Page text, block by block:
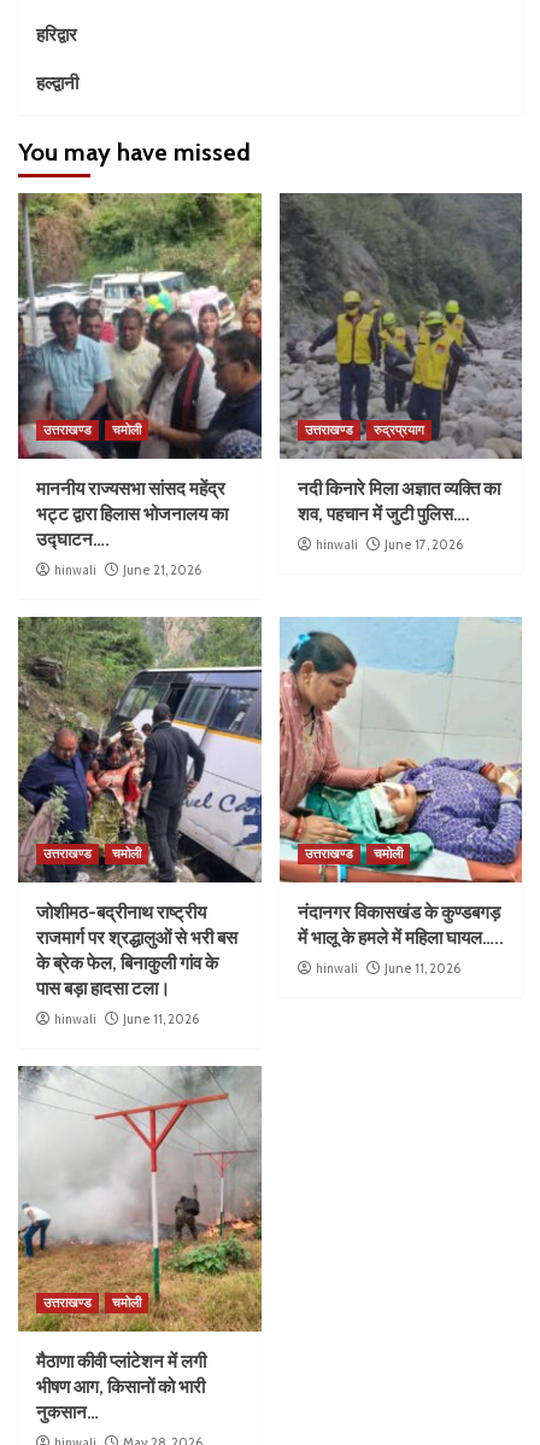
हरिद्वार
हल्द्वानी
You may have missed
उत्तराखण्ड चमोली
माननीय राज्यसभा सांसद महेंद्र
भट्ट द्वारा हिलास भोजनालय का
उद्घाटन….
hinwali June 21, 2026
उत्तराखण्ड रुद्रप्रयाग
नदी किनारे मिला अज्ञात व्यक्ति का
शव, पहचान में जुटी पुलिस….
hinwali June 17, 2026
उत्तराखण्ड चमोली
जोशीमठ-बद्रीनाथ राष्ट्रीय
राजमार्ग पर श्रद्धालुओं से भरी बस
के ब्रेक फेल, बिनाकुली गांव के
पास बड़ा हादसा टला।
hinwali June 11, 2026
उत्तराखण्ड चमोली
नंदानगर विकासखंड के कुण्डबगड़
में भालू के हमले में महिला घायल…..
hinwali June 11, 2026
उत्तराखण्ड चमोली
मैठाणा कीवी प्लांटेशन में लगी
भीषण आग, किसानों को भारी
नुकसान…